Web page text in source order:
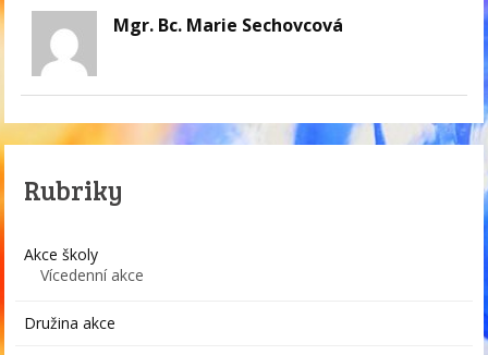
Mgr. Bc. Marie Sechovcová
Rubriky
Akce školy
Vícedenní akce
Družina akce